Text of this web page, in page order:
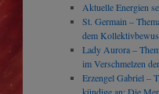
Aktuelle Energien
St. Germain –
dem
Lady Aurora –
im Verschmelzen
Erzengel Gabriel –